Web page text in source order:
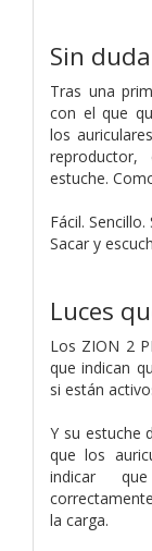
Sin
Tras una
con el que
los
estuche.
Fácil. Sencillo.
Sacar y
Luces
Los ZION 2
que indican
si están
Y su estuche
que los
indicar
la carga.